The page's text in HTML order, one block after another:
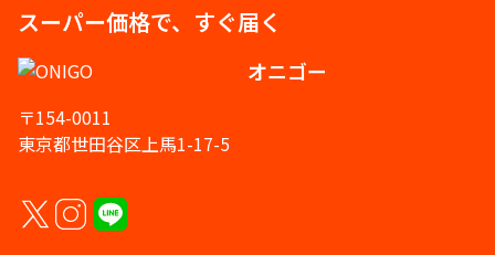
スーパー価格で、すぐ届く
オニゴー
〒154-0011
東京都世田谷区上馬1-17-5